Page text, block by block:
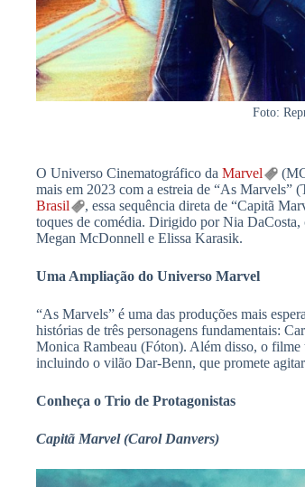
Foto:
O Universo Cinematográfico da Marvel
mais em 2023 com a estreia de “As Marvels”
Brasil
, essa sequência direta de “Capitã
toques de comédia. Dirigido por Nia
Megan McDonnell e Elissa Karasik.
Uma Ampliação do Universo Marvel
“As Marvels” é uma das produções mais
histórias de três personagens fundamentais:
Monica Rambeau (Fóton). Além disso, o filme
incluindo o vilão Dar-Benn, que promete
Conheça o Trio de Protagonistas
Capitã Marvel (Carol Danvers)